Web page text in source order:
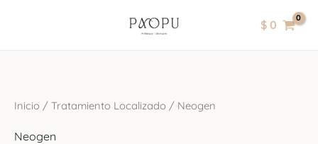
$0
Inicio / Tratamiento Localizado / Neogen
Neogen